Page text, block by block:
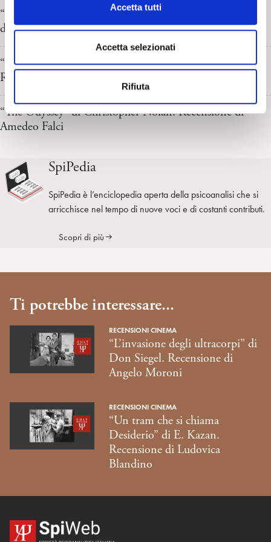
n
s
n
Accetta tutti
Accetta selezionati
Rifiuta
“L’invasione degli ultracorpi” di Don Siegel. Recensione
di Angelo Moroni
“Un tram che si chiama Desiderio” di E. Kazan.
Recensione di Ludovica Blandino
“The Odyssey” di Christopher Nolan. Recensione di
Amedeo Falci
SpiPedia
SpiPedia è l’enciclopedia aperta della psicoanalisi che si
arricchisce nel tempo di nuove voci e di costanti contributi.
Scopri di più
Ti potrebbe interessare...
RECENSIONI CINEMA
“L’invasione degli ultracorpi” di
Don Siegel. Recensione di
Angelo Moroni
RECENSIONI CINEMA
“Un tram che si chiama
Desiderio” di E. Kazan.
Recensione di Ludovica
Blandino